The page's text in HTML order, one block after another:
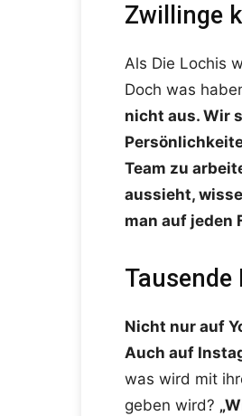
Zwillinge
Als Die Lochis
Doch was
nicht aus. Wir
Team zu
aussieht,
man auf jeden
Tausende
Nicht nur auf
Auch auf
was wird mit
geben wird?